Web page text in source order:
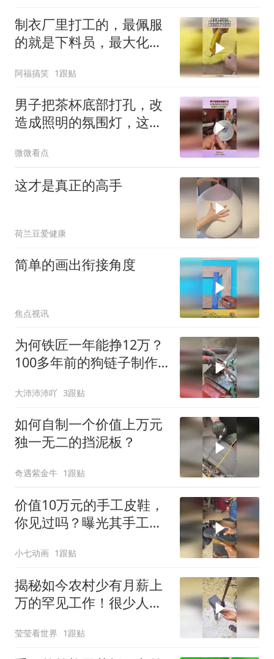
制衣厂里打工的，最佩服
的就是下料员，最大化利
阿福搞笑 1跟贴
男子把茶杯底部打孔，改
造成照明的氛围灯，这操
微微看点
这才是真正的高手
荷兰豆爱健康
简单的画出衔接角度
焦点视讯
为何铁匠一年能挣12万？
100多年前的狗链子制作
大沛沛沛吖 3跟贴
如何自制一个价值上万元
独一无二的挡泥板？
奇遇紫金牛 1跟贴
价值10万元的手工皮鞋，
你见过吗？曝光其手工制
小七动画 1跟贴
揭秘如今农村少有月薪上
万的罕见工作！很少人知
莹莹看世界 1跟贴